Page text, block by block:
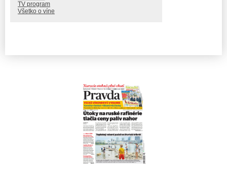
TV program
Všetko o víne